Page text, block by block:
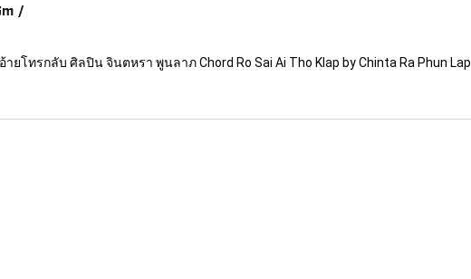
ายโทรกลับ ศิลปิน จินตหรา พูนลาภ Chord Ro Sai Ai Tho Klap by Chinta Ra Phun Lap